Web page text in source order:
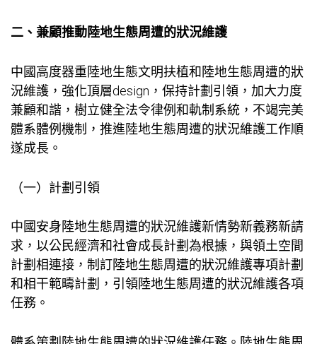
二、兼顧推動陸地生態周遭的狀況維護
中國高度器重陸地生態文明扶植和陸地生態周遭的狀
況維護，強化頂層design，保持計劃引領，加大力度
兼顧和諧，樹立健全法令律例和軌制系統，不竭完美
體系體例機制，推進陸地生態周遭的狀況維護工作順
遂成長。
（一）計劃引領
中國安身陸地生態周遭的狀況維護新情勢新義務新請
求，以公民經濟和社會成長計劃為根據，與領土空間
計劃相連接，制訂陸地生態周遭的狀況維護專項計劃
和相干範疇計劃，引領陸地生態周遭的狀況維護各項
任務。